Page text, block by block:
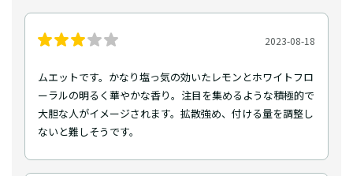
2023-08-18
ムエットです。かなり塩っ気の効いたレモンとホワイトフロ
ーラルの明るく華やかな香り。注目を集めるような積極的で
大胆な人がイメージされます。拡散強め、付ける量を調整し
ないと難しそうです。